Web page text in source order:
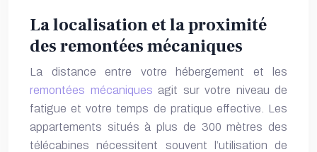
La localisation et la proximité
des remontées mécaniques
La distance entre votre hébergement et les
remontées mécaniques agit sur votre niveau de
fatigue et votre temps de pratique effective. Les
appartements situés à plus de 300 mètres des
télécabines nécessitent souvent l’utilisation de